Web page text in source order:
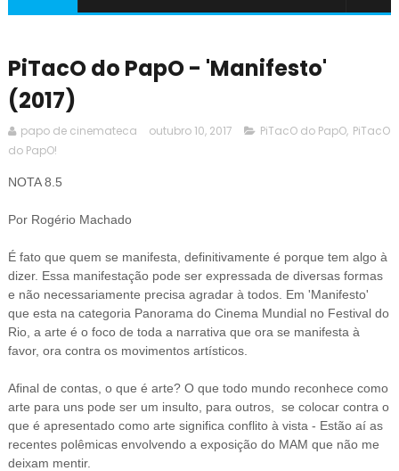
PiTacO do PapO - 'Manifesto'
(2017)
papo de cinemateca outubro 10, 2017 PiTacO do PapO, PiTacO
do PapO!
NOTA 8.5
Por Rogério Machado
É fato que quem se manifesta, definitivamente é porque tem algo à
dizer. Essa manifestação pode ser expressada de diversas formas
e não necessariamente precisa agradar à todos. Em 'Manifesto'
que esta na categoria Panorama do Cinema Mundial no Festival do
Rio, a arte é o foco de toda a narrativa que ora se manifesta à
favor, ora contra os movimentos artísticos.
Afinal de contas, o que é arte? O que todo mundo reconhece como
arte para uns pode ser um insulto, para outros, se colocar contra o
que é apresentado como arte significa conflito à vista - Estão aí as
recentes polêmicas envolvendo a exposição do MAM que não me
deixam mentir.